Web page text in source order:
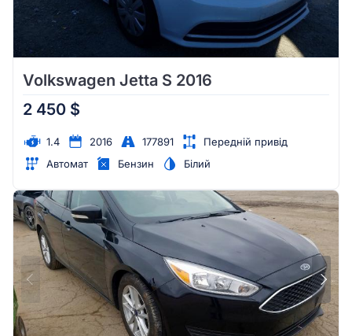
Volkswagen Jetta S 2016
2 450 $
1.4 2016 177891
Передній привід
Автомат
Бензин Білий